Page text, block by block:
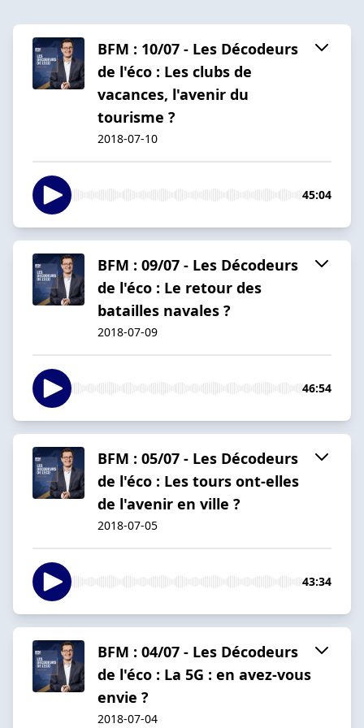
BFM : 10/07 - Les Décodeurs
de l'éco : Les clubs de
vacances, l'avenir du
tourisme ?
2018-07-10
45:04
BFM : 09/07 - Les Décodeurs
de l'éco : Le retour des
batailles navales ?
2018-07-09
46:54
BFM : 05/07 - Les Décodeurs
de l'éco : Les tours ont-elles
de l'avenir en ville ?
2018-07-05
43:34
BFM : 04/07 - Les Décodeurs
de l'éco : La 5G : en avez-vous
envie ?
2018-07-04